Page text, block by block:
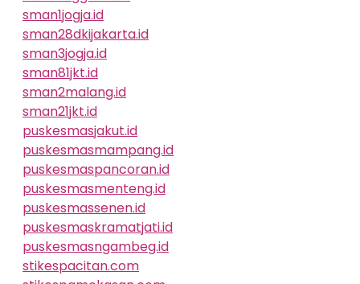
sman1jogja.id
sman28dkijakarta.id
sman3jogja.id
sman81jkt.id
sman2malang.id
sman21jkt.id
puskesmasjakut.id
puskesmasmampang.id
puskesmaspancoran.id
puskesmasmenteng.id
puskesmassenen.id
puskesmaskramatjati.id
puskesmasngambeg.id
stikespacitan.com